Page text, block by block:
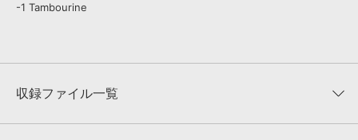
-1 Tambourine
収録ファイル一覧